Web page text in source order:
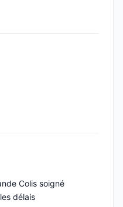
Colis soigné
délais